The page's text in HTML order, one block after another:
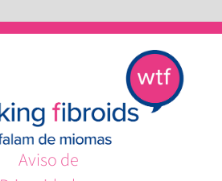
Aviso de